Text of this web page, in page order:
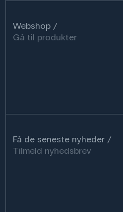
Webshop
Gå til produkter
Få de seneste nyheder
Tilmeld nyhedsbrev